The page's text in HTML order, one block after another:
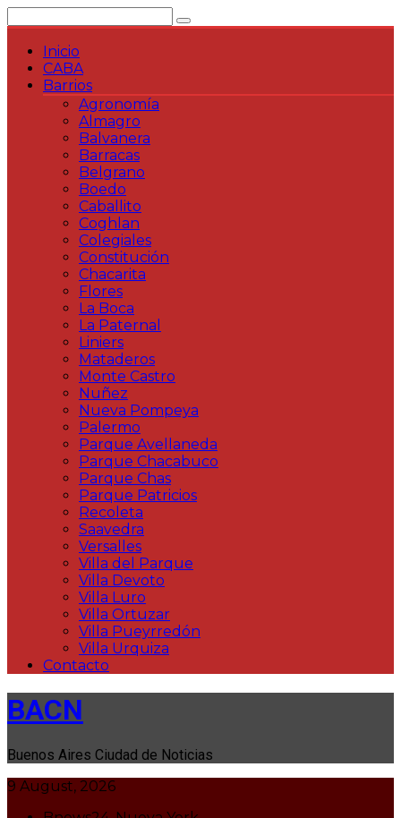
al
contenidoInicio
CABA
Barrios
Agronomía
Almagro
Balvanera
Barracas
Belgrano
Boedo
Caballito
Coghlan
Colegiales
Constitución
Chacarita
Flores
La Boca
La Paternal
Liniers
Mataderos
Monte Castro
Nuñez
Nueva Pompeya
Palermo
Parque Avellaneda
Parque Chacabuco
Parque Chas
Parque Patricios
Recoleta
Saavedra
Versalles
Villa del Parque
Villa Devoto
Villa Luro
Villa Ortuzar
Villa Pueyrredón
Villa Urquiza
Contacto
BACN
Buenos Aires Ciudad de Noticias
9 August, 2026